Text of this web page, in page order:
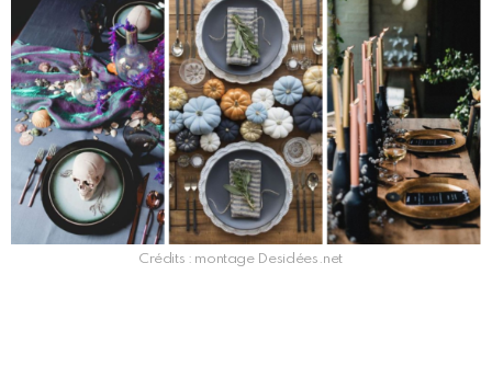
Crédits : montage Desidées.net